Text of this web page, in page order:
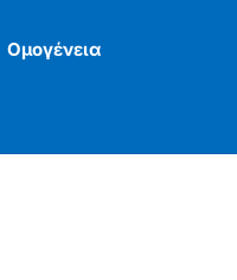
Ομογένεια